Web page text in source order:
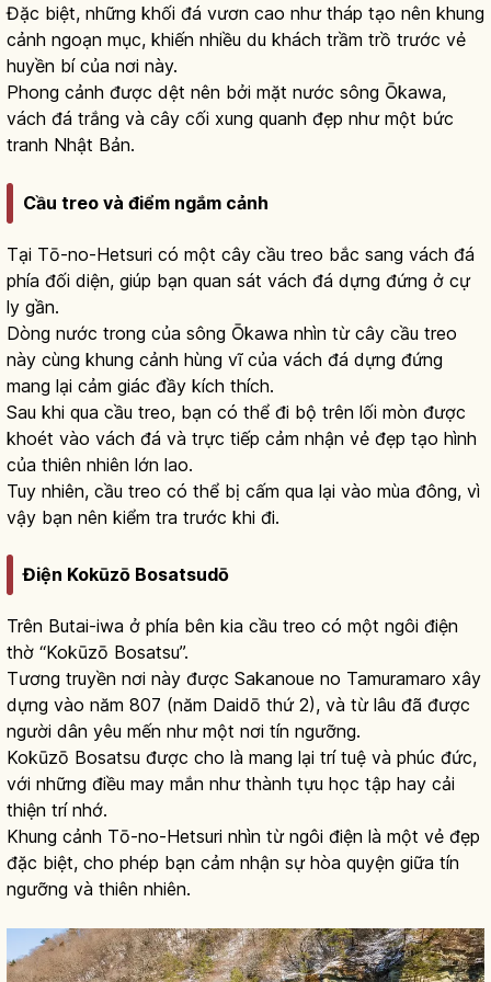
Đặc biệt, những khối đá vươn cao như tháp tạo nên khung
cảnh ngoạn mục, khiến nhiều du khách trầm trồ trước vẻ
huyền bí của nơi này.
Phong cảnh được dệt nên bởi mặt nước sông Ōkawa,
vách đá trắng và cây cối xung quanh đẹp như một bức
tranh Nhật Bản.
Cầu treo và điểm ngắm cảnh
Tại Tō-no-Hetsuri có một cây cầu treo bắc sang vách đá
phía đối diện, giúp bạn quan sát vách đá dựng đứng ở cự
ly gần.
Dòng nước trong của sông Ōkawa nhìn từ cây cầu treo
này cùng khung cảnh hùng vĩ của vách đá dựng đứng
mang lại cảm giác đầy kích thích.
Sau khi qua cầu treo, bạn có thể đi bộ trên lối mòn được
khoét vào vách đá và trực tiếp cảm nhận vẻ đẹp tạo hình
của thiên nhiên lớn lao.
Tuy nhiên, cầu treo có thể bị cấm qua lại vào mùa đông, vì
vậy bạn nên kiểm tra trước khi đi.
Điện Kokūzō Bosatsudō
Trên Butai-iwa ở phía bên kia cầu treo có một ngôi điện
thờ “Kokūzō Bosatsu”.
Tương truyền nơi này được Sakanoue no Tamuramaro xây
dựng vào năm 807 (năm Daidō thứ 2), và từ lâu đã được
người dân yêu mến như một nơi tín ngưỡng.
Kokūzō Bosatsu được cho là mang lại trí tuệ và phúc đức,
với những điều may mắn như thành tựu học tập hay cải
thiện trí nhớ.
Khung cảnh Tō-no-Hetsuri nhìn từ ngôi điện là một vẻ đẹp
đặc biệt, cho phép bạn cảm nhận sự hòa quyện giữa tín
ngưỡng và thiên nhiên.